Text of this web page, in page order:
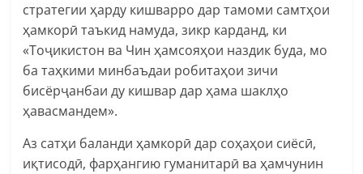
стратегии ҳарду кишварро дар тамоми самтҳои
ҳамкорӣ таъкид намуда, зикр карданд, ки
«Тоҷикистон ва Чин ҳамсояҳои наздик буда, мо
ба таҳкими минбаъдаи робитаҳои зичи
бисёрҷанбаи ду кишвар дар ҳама шаклҳо
ҳавасмандем».
Аз сатҳи баланди ҳамкорӣ дар соҳаҳои сиёсӣ,
иқтисодӣ, фарҳангию гуманитарӣ ва ҳамчунин